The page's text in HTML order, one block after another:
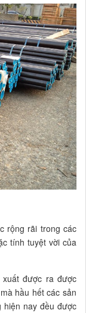
rộng rãi trong các
tính tuyệt vời của
được ra được
hầu hết các sản
hiện nay đều được